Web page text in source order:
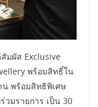
มผัส Exclusive
พร้อมสิทธิ์ใน
น พร้อมสิทธิพิเศษ
วมรายการ เป็น 30